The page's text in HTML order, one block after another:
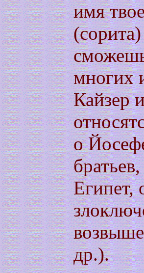
имя
многих
Кайзер
о
Египет,
др.).